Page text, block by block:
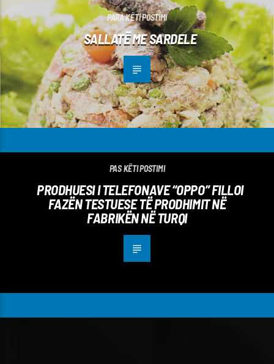
PARA KËTI POSTIMI
SALLATË ME SARDELE
PAS KËTI POSTIMI
PRODHUESI I TELEFONAVE “OPPO” FILLOI
FAZËN TESTUESE TË PRODHIMIT NË
FABRIKËN NË TURQI